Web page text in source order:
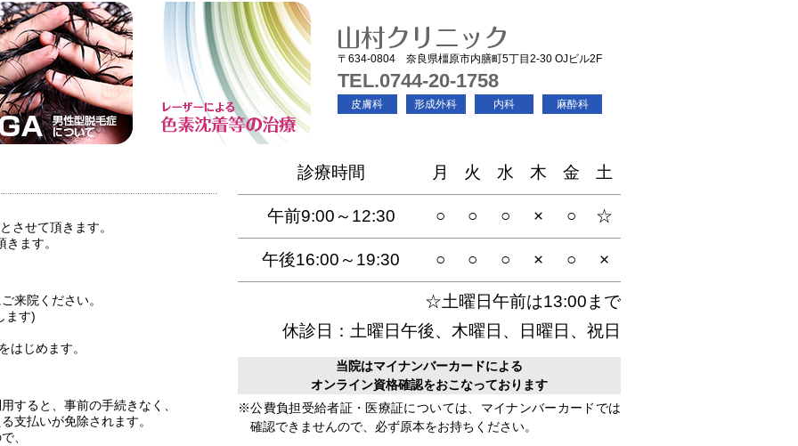
〒634-0804 奈良県橿原市内膳町5丁目2-30 OJビル2F
TEL.0744-20-1758
皮膚科 形成外科 内科 麻酔科
させて頂きます。
ます。
来院ください。
ます)
はじめます。
すると、事前の手続きなく、
支払いが免除されます。
、
診療時間 月 火 水 木 金 土
午前9:00～12:30 ○ ○ ○ × ○ ☆
午後16:00～19:30 ○ ○ ○ × ○ ×
☆土曜日午前は13:00まで
休診日：土曜日午後、木曜日、日曜日、祝日
当院はマイナンバーカードによる
オンライン資格確認をおこなっております
※公費負担受給者証・医療証については、マイナンバーカードでは
確認できませんので、必ず原本をお持ちください。